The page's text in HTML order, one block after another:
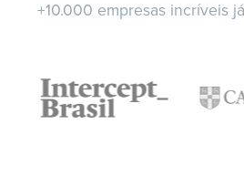
+10.000 empresas incríveis